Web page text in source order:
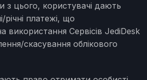
з цього, користувачі дають
річні платежі, що
використання Сервісів JediDesk
скасування облікового